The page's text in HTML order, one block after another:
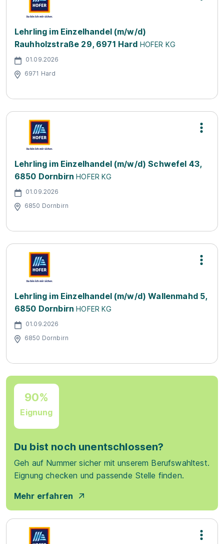
Lehrling im Einzelhandel (m/w/d)
Rauhholzstraße 29, 6971 Hard HOFER KG
01.09.2026
6971 Hard
Lehrling im Einzelhandel (m/w/d) Schwefel 43,
6850 Dornbirn HOFER KG
01.09.2026
6850 Dornbirn
Lehrling im Einzelhandel (m/w/d) Wallenmahd 5,
6850 Dornbirn HOFER KG
01.09.2026
6850 Dornbirn
90%
Eignung
Du bist noch unentschlossen?
Geh auf Nummer sicher mit unserem Berufswahltest.
Eignung checken und passende Stelle finden.
Mehr erfahren